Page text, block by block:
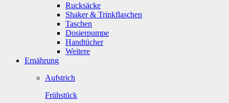
Rucksäcke
Shaker & Trinkflaschen
Taschen
Dosierpumpe
Handtücher
Weitere
Ernährung
Aufstrich
Frühstück